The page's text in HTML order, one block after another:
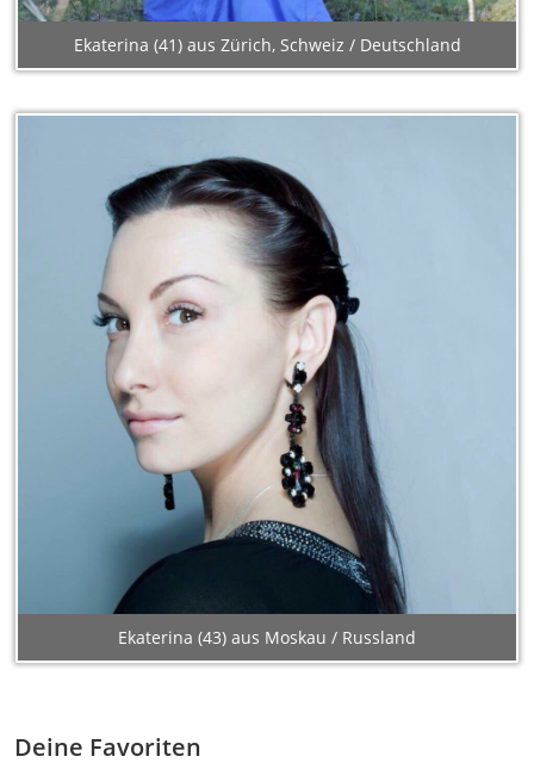
Ekaterina (41) aus Zürich, Schweiz / Deutschland
Ekaterina (43) aus Moskau / Russland
Deine Favoriten